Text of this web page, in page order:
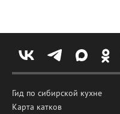
Гид по сибирской кухне
Карта катков